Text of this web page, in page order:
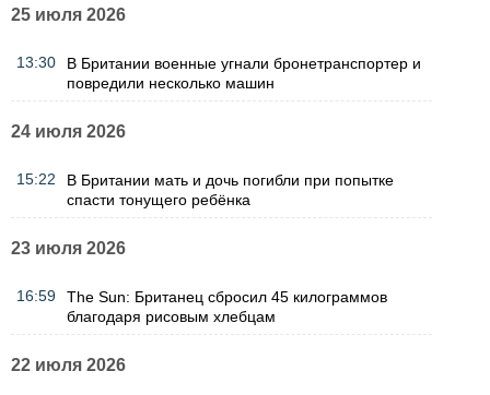
25 июля 2026
13:30
В Британии военные угнали бронетранспортер и
повредили несколько машин
24 июля 2026
15:22
В Британии мать и дочь погибли при попытке
спасти тонущего ребёнка
23 июля 2026
16:59
The Sun: Британец сбросил 45 килограммов
благодаря рисовым хлебцам
22 июля 2026